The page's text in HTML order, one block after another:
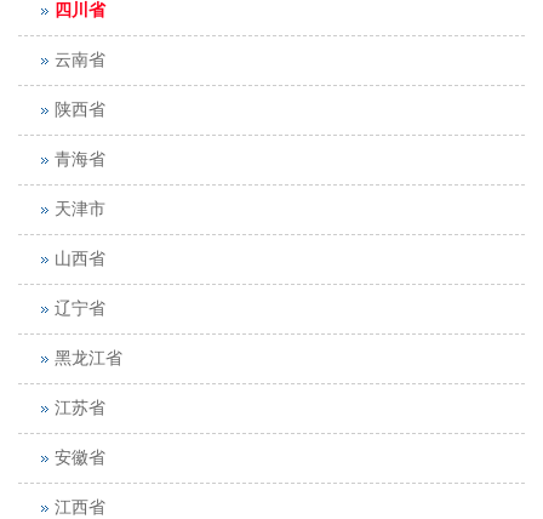
四川省
云南省
陕西省
青海省
天津市
山西省
辽宁省
黑龙江省
江苏省
安徽省
江西省